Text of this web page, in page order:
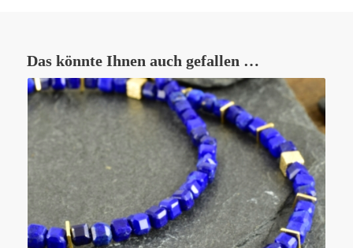
Das könnte Ihnen auch gefallen …